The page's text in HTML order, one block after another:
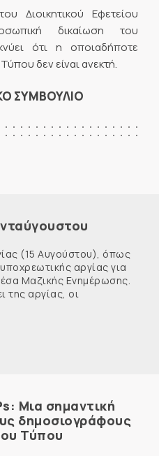
Διοικητικού Εφετείου
δικαίωση του
ότι η οποιαδήποτε
δεν είναι ανεκτή.
ΣΥΜΒΟΥΛΙΟ
(15 Αυγούστου), όπως
αργίας για
Μαζικής Ενημέρωσης.
αργίας, οι
Μια σημαντική
δημοσιογράφους
Τύπου